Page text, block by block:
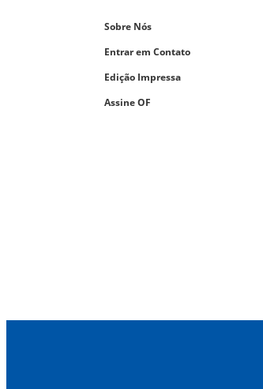
Sobre Nós
Entrar em Contato
Edição Impressa
Assine OF